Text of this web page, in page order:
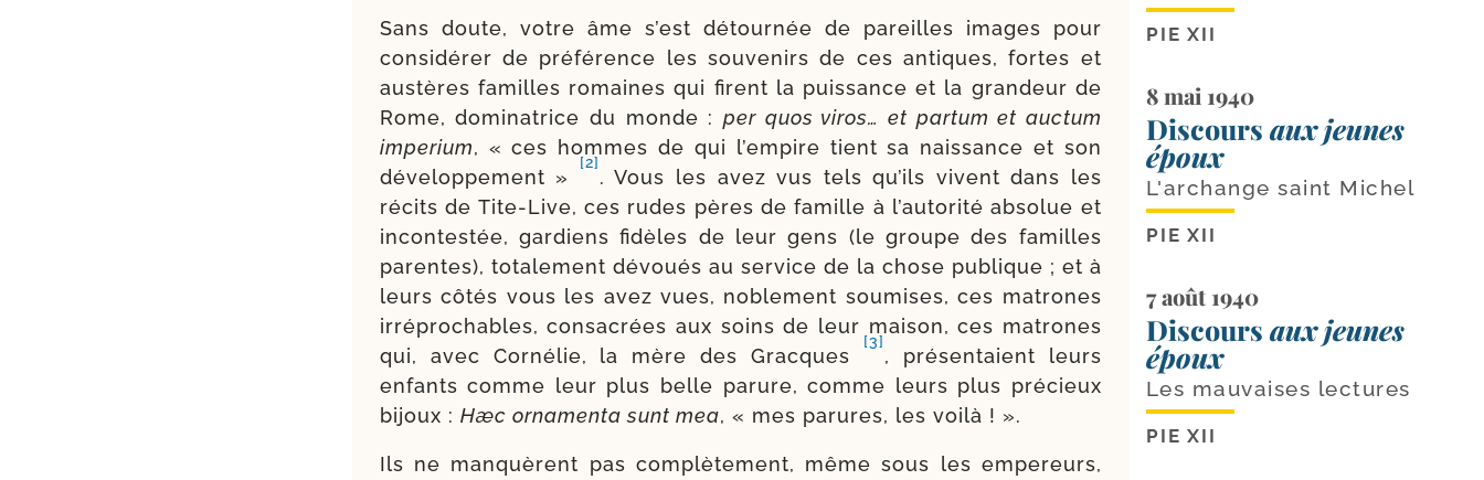
Sans doute, votre âme s’est détour­née de pareilles images pour
consi­dé­rer de pré­fé­rence les sou­ve­nirs de ces antiques, fortes et
aus­tères familles romaines qui firent la puis­sance et la gran­deur de
Rome, domi­na­trice du monde : per quos viros… et par­tum et auc­tum
impe­rium, « ces hommes de qui l’empire tient sa nais­sance et son
déve­lop­pe­ment »
[2]
. Vous les avez vus tels qu’ils vivent dans les
récits de Tite-​Live, ces rudes pères de famille à l’au­to­ri­té abso­lue et
incon­tes­tée, gar­diens fidèles de leur gens (le groupe des familles
parentes), tota­le­ment dévoués au ser­vice de la chose publique ; et à
leurs côtés vous les avez vues, noble­ment sou­mises, ces matrones
irré­pro­chables, consa­crées aux soins de leur mai­son, ces matrones
qui, avec Cornélie, la mère des Gracques
[3]
, pré­sen­taient leurs
enfants comme leur plus belle parure, comme leurs plus pré­cieux
bijoux : Hæc orna­men­ta sunt mea, « mes parures, les voilà ! ».
Ils ne man­quèrent pas com­plè­te­ment, même sous les empe­reurs,
PIE XII
8 mai 1940
Discours aux jeunes
époux
L'archange saint Michel
PIE XII
7 août 1940
Discours aux jeunes
époux
Les mauvaises lectures
PIE XII